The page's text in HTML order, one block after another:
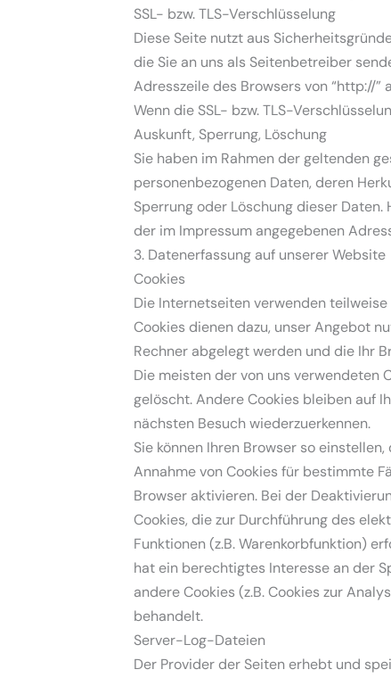
SSL- bzw. TLS-Verschlüsselung
Diese Seite nutzt aus
die Sie an uns als Seitenbetreiber
Adresszeile des Browsers von “http://
Wenn die SSL- bzw. TLS-
Auskunft, Sperrung, Löschung
Sie haben im Rahmen der geltenden
personenbezogenen Daten, deren
Sperrung oder Löschung dieser
der im Impressum angegebenen
3. Datenerfassung auf unserer Website
Cookies
Die Internetseiten verwenden
Cookies dienen dazu, unser Angebot
Rechner abgelegt werden und die Ihr
Die meisten der von uns verwendeten
gelöscht. Andere Cookies bleiben auf
nächsten Besuch wiederzuerkennen.
Sie können Ihren Browser so
Annahme von Cookies für bestimmte
Browser aktivieren. Bei der
Cookies, die zur Durchführung des
Funktionen (z.B. Warenkorbfunktion)
hat ein berechtigtes Interesse an der
andere Cookies (z.B. Cookies zur
behandelt.
Server-Log-Dateien
Der Provider der Seiten erhebt und